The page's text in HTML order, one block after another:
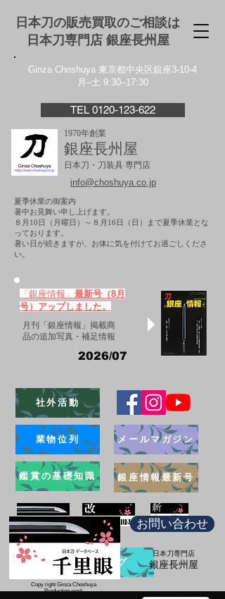
日本刀の販売買取のご相談は
日本刀専門店 銀座⻑州屋
Ginza Choshuya 東京都中央区銀座3-10-4
月–土 9:30–17:30
TEL 0120-123-622
1970年創業
銀座長州屋
日本刀・刀装具 専門店
info@choshuya.co.jp
夏季休業の御案内
暑中お見舞い申し上げます。
８月10日（月曜日）～８月16日（日）まで夏季休業とな
っております。
​暑い日が続きますが、お体に気を付けてお過ごしくださ
い。
「銀座情報」 最新号（8月
号）アップしました。
月刊「銀座情報」掲載商
品の追加写真・補足情報
2026/07
社外活動
業物位列
鑑賞の基礎知識
メールマガジン
銀座情報最新号
ブログ
お問い合わせ
日本刀専門店
​銀座長州屋
Copy right Ginza Choshuya
Production work